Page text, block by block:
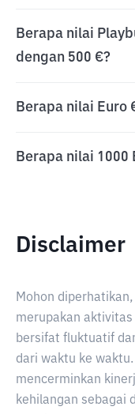
Berapa nilai
dengan 500 €?
Berapa nilai Euro
Berapa nilai 1000
Disclaimer
Mohon
merupakan
bersifat fluktuatif
dari waktu ke
mencerminkan
kehilangan sebagai